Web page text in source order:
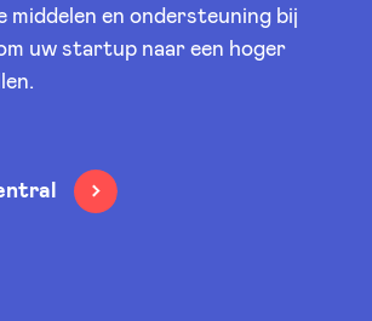
middelen en ondersteuning bij
uw startup naar een hoger